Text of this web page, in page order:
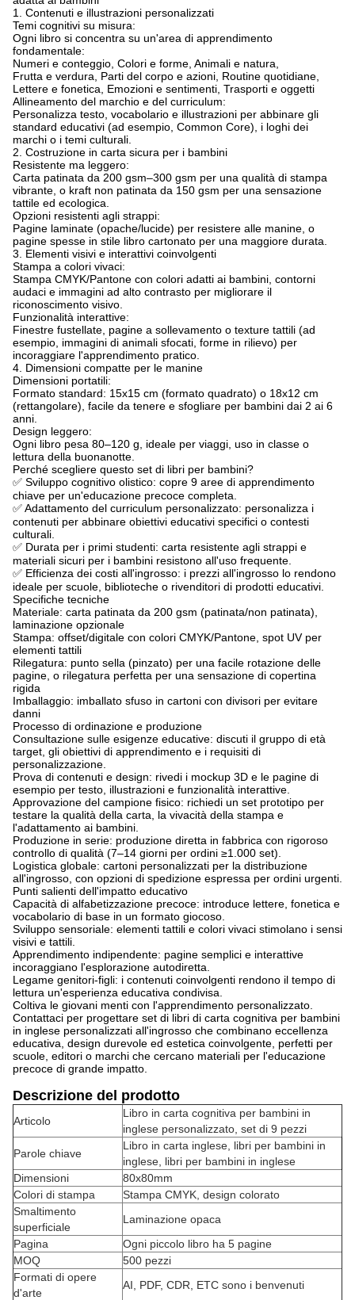
1. Contenuti e illustrazioni personalizzati
Temi cognitivi su misura:
Ogni libro si concentra su un'area di apprendimento
fondamentale:
Numeri e conteggio, Colori e forme, Animali e natura,
Frutta e verdura, Parti del corpo e azioni, Routine quotidiane,
Lettere e fonetica, Emozioni e sentimenti, Trasporti e oggetti
Allineamento del marchio e del curriculum:
Personalizza testo, vocabolario e illustrazioni per abbinare gli
standard educativi (ad esempio, Common Core), i loghi dei
marchi o i temi culturali.
2. Costruzione in carta sicura per i bambini
Resistente ma leggero:
Carta patinata da 200 gsm–300 gsm per una qualità di stampa
vibrante, o kraft non patinata da 150 gsm per una sensazione
tattile ed ecologica.
Opzioni resistenti agli strappi:
Pagine laminate (opache/lucide) per resistere alle manine, o
pagine spesse in stile libro cartonato per una maggiore durata.
3. Elementi visivi e interattivi coinvolgenti
Stampa a colori vivaci:
Stampa CMYK/Pantone con colori adatti ai bambini, contorni
audaci e immagini ad alto contrasto per migliorare il
riconoscimento visivo.
Funzionalità interattive:
Finestre fustellate, pagine a sollevamento o texture tattili (ad
esempio, immagini di animali sfocati, forme in rilievo) per
incoraggiare l'apprendimento pratico.
4. Dimensioni compatte per le manine
Dimensioni portatili:
Formato standard: 15x15 cm (formato quadrato) o 18x12 cm
(rettangolare), facile da tenere e sfogliare per bambini dai 2 ai 6
anni.
Design leggero:
Ogni libro pesa 80–120 g, ideale per viaggi, uso in classe o
lettura della buonanotte.
Perché scegliere questo set di libri per bambini?
✅ Sviluppo cognitivo olistico: copre 9 aree di apprendimento
chiave per un'educazione precoce completa.
✅ Adattamento del curriculum personalizzato: personalizza i
contenuti per abbinare obiettivi educativi specifici o contesti
culturali.
✅ Durata per i primi studenti: carta resistente agli strappi e
materiali sicuri per i bambini resistono all'uso frequente.
✅ Efficienza dei costi all'ingrosso: i prezzi all'ingrosso lo rendono
ideale per scuole, biblioteche o rivenditori di prodotti educativi.
Specifiche tecniche
Materiale: carta patinata da 200 gsm (patinata/non patinata),
laminazione opzionale
Stampa: offset/digitale con colori CMYK/Pantone, spot UV per
elementi tattili
Rilegatura: punto sella (pinzato) per una facile rotazione delle
pagine, o rilegatura perfetta per una sensazione di copertina
rigida
Imballaggio: imballato sfuso in cartoni con divisori per evitare
danni
Processo di ordinazione e produzione
Consultazione sulle esigenze educative: discuti il gruppo di età
target, gli obiettivi di apprendimento e i requisiti di
personalizzazione.
Prova di contenuti e design: rivedi i mockup 3D e le pagine di
esempio per testo, illustrazioni e funzionalità interattive.
Approvazione del campione fisico: richiedi un set prototipo per
testare la qualità della carta, la vivacità della stampa e
l'adattamento ai bambini.
Produzione in serie: produzione diretta in fabbrica con rigoroso
controllo di qualità (7–14 giorni per ordini ≥1.000 set).
Logistica globale: cartoni personalizzati per la distribuzione
all'ingrosso, con opzioni di spedizione espressa per ordini urgenti.
Punti salienti dell'impatto educativo
Capacità di alfabetizzazione precoce: introduce lettere, fonetica e
vocabolario di base in un formato giocoso.
Sviluppo sensoriale: elementi tattili e colori vivaci stimolano i sensi
visivi e tattili.
Apprendimento indipendente: pagine semplici e interattive
incoraggiano l'esplorazione autodiretta.
Legame genitori-figli: i contenuti coinvolgenti rendono il tempo di
lettura un'esperienza educativa condivisa.
Coltiva le giovani menti con l'apprendimento personalizzato.
Contattaci per progettare set di libri di carta cognitiva per bambini
in inglese personalizzati all'ingrosso che combinano eccellenza
educativa, design durevole ed estetica coinvolgente, perfetti per
scuole, editori o marchi che cercano materiali per l'educazione
precoce di grande impatto.
Descrizione del prodotto
Articolo
Libro in carta cognitiva per bambini in
inglese personalizzato, set di 9 pezzi
Parole chiave
Libro in carta inglese, libri per bambini in
inglese, libri per bambini in inglese
Dimensioni
80x80mm
Colori di stampa
Stampa CMYK, design colorato
Smaltimento
superficiale
Laminazione opaca
Pagina
Ogni piccolo libro ha 5 pagine
MOQ
500 pezzi
Formati di opere
d'arte
AI, PDF, CDR, ETC sono i benvenuti